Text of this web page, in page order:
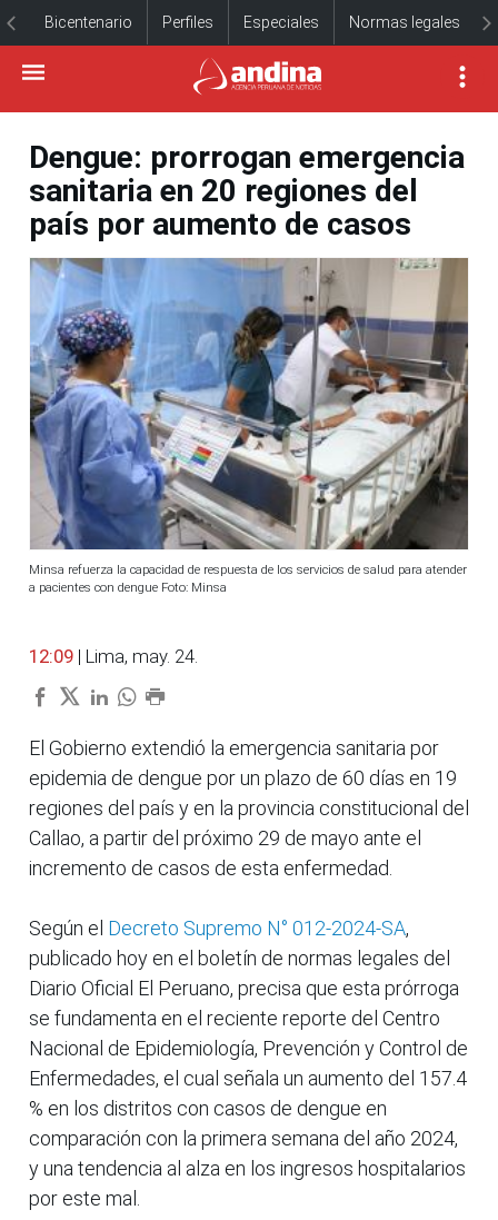
Bicentenario Perfiles Especiales Normas legales
Dengue: prorrogan emergencia
sanitaria en 20 regiones del
país por aumento de casos
Minsa refuerza la capacidad de respuesta de los servicios de salud para atender
a pacientes con dengue Foto: Minsa
12:09 | Lima, may. 24.
El Gobierno extendió la emergencia sanitaria por
epidemia de dengue por un plazo de 60 días en 19
regiones del país y en la provincia constitucional del
Callao, a partir del próximo 29 de mayo ante el
incremento de casos de esta enfermedad.
Según el Decreto Supremo N° 012-2024-SA,
publicado hoy en el boletín de normas legales del
Diario Oficial El Peruano, precisa que esta prórroga
se fundamenta en el reciente reporte del Centro
Nacional de Epidemiología, Prevención y Control de
Enfermedades, el cual señala un aumento del 157.4
% en los distritos con casos de dengue en
comparación con la primera semana del año 2024,
y una tendencia al alza en los ingresos hospitalarios
por este mal.